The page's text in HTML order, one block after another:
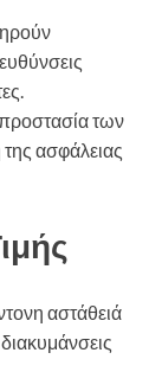
προστασία των
ασφάλειας
αστάθειά